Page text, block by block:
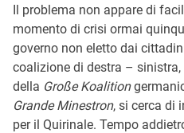
Il problema non appare di
momento di crisi ormai
governo non eletto dai
coalizione di destra –
della Große Koalition
Grande Minestron, si cerca di
per il Quirinale. Tempo